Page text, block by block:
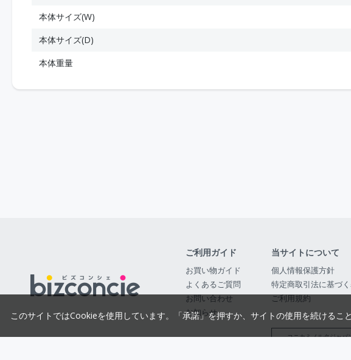
本体サイズ(W)
本体サイズ(D)
本体重量
ご利用ガイド
お買い物ガイド
よくあるご質問
お問い合わせ
お知らせ
当サイトについて
個人情報保護方針
特定商取引法に基づ
ご利用規約
コニカミノルタジャパ
このサイトではCookieを使用しています。「承諾」を押すか、サイトの使用を続けるこ